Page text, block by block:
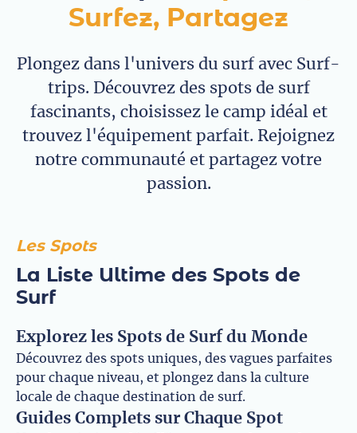
Surfez, Partagez
Plongez dans l'univers du surf avec Surf-
trips. Découvrez des spots de surf
fascinants, choisissez le camp idéal et
trouvez l'équipement parfait. Rejoignez
notre communauté et partagez votre
passion.
Les Spots
La Liste Ultime des Spots de
Surf
Explorez les Spots de Surf du Monde
Découvrez des spots uniques, des vagues parfaites
pour chaque niveau, et plongez dans la culture
locale de chaque destination de surf.
Guides Complets sur Chaque Spot